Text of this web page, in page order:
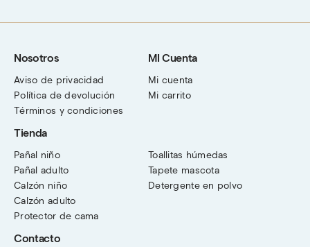
Nosotros
Aviso de privacidad
Política de devolución
Términos y condiciones
MI Cuenta
Mi cuenta
Mi carrito
Tienda
Pañal niño
Pañal adulto
Calzón niño
Calzón adulto
Protector de cama
Toallitas húmedas
Tapete mascota
Detergente en polvo
Contacto